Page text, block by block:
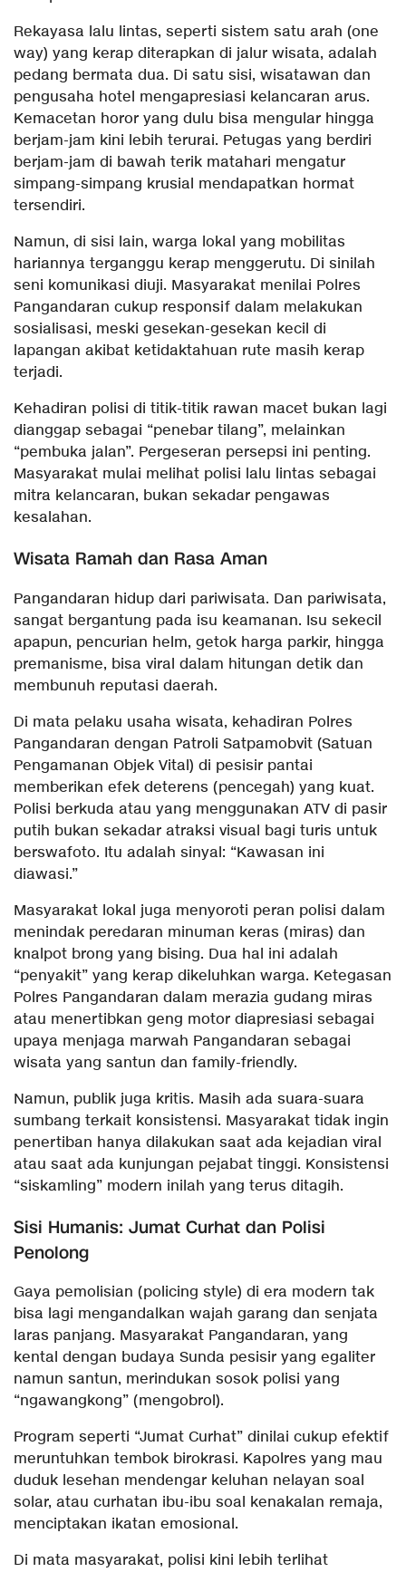
​Rekayasa lalu lintas, seperti sistem satu arah (one
way) yang kerap diterapkan di jalur wisata, adalah
pedang bermata dua. Di satu sisi, wisatawan dan
pengusaha hotel mengapresiasi kelancaran arus.
Kemacetan horor yang dulu bisa mengular hingga
berjam-jam kini lebih terurai. Petugas yang berdiri
berjam-jam di bawah terik matahari mengatur
simpang-simpang krusial mendapatkan hormat
tersendiri.
​Namun, di sisi lain, warga lokal yang mobilitas
hariannya terganggu kerap menggerutu. Di sinilah
seni komunikasi diuji. Masyarakat menilai Polres
Pangandaran cukup responsif dalam melakukan
sosialisasi, meski gesekan-gesekan kecil di
lapangan akibat ketidaktahuan rute masih kerap
terjadi.
​Kehadiran polisi di titik-titik rawan macet bukan lagi
dianggap sebagai “penebar tilang”, melainkan
“pembuka jalan”. Pergeseran persepsi ini penting.
Masyarakat mulai melihat polisi lalu lintas sebagai
mitra kelancaran, bukan sekadar pengawas
kesalahan.
​Wisata Ramah dan Rasa Aman
​Pangandaran hidup dari pariwisata. Dan pariwisata,
sangat bergantung pada isu keamanan. Isu sekecil
apapun, pencurian helm, getok harga parkir, hingga
premanisme, bisa viral dalam hitungan detik dan
membunuh reputasi daerah.
​Di mata pelaku usaha wisata, kehadiran Polres
Pangandaran dengan Patroli Satpamobvit (Satuan
Pengamanan Objek Vital) di pesisir pantai
memberikan efek deterens (pencegah) yang kuat.
Polisi berkuda atau yang menggunakan ATV di pasir
putih bukan sekadar atraksi visual bagi turis untuk
berswafoto. Itu adalah sinyal: “Kawasan ini
diawasi.”
​Masyarakat lokal juga menyoroti peran polisi dalam
menindak peredaran minuman keras (miras) dan
knalpot brong yang bising. Dua hal ini adalah
“penyakit” yang kerap dikeluhkan warga. Ketegasan
Polres Pangandaran dalam merazia gudang miras
atau menertibkan geng motor diapresiasi sebagai
upaya menjaga marwah Pangandaran sebagai
wisata yang santun dan family-friendly.
​Namun, publik juga kritis. Masih ada suara-suara
sumbang terkait konsistensi. Masyarakat tidak ingin
penertiban hanya dilakukan saat ada kejadian viral
atau saat ada kunjungan pejabat tinggi. Konsistensi
“siskamling” modern inilah yang terus ditagih.
​Sisi Humanis: Jumat Curhat dan Polisi
Penolong
​Gaya pemolisian (policing style) di era modern tak
bisa lagi mengandalkan wajah garang dan senjata
laras panjang. Masyarakat Pangandaran, yang
kental dengan budaya Sunda pesisir yang egaliter
namun santun, merindukan sosok polisi yang
“ngawangkong” (mengobrol).
​Program seperti “Jumat Curhat” dinilai cukup efektif
meruntuhkan tembok birokrasi. Kapolres yang mau
duduk lesehan mendengar keluhan nelayan soal
solar, atau curhatan ibu-ibu soal kenakalan remaja,
menciptakan ikatan emosional.
​Di mata masyarakat, polisi kini lebih terlihat